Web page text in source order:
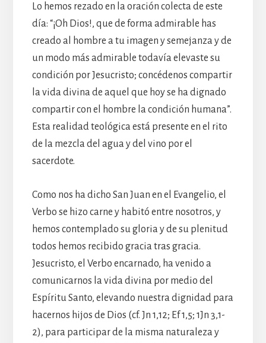
Lo hemos rezado en la oración colecta de este
día: “¡Oh Dios!, que de forma admirable has
creado al hombre a tu imagen y semejanza y de
un modo más admirable todavía elevaste su
condición por Jesucristo; concédenos compartir
la vida divina de aquel que hoy se ha dignado
compartir con el hombre la condición humana”.
Esta realidad teológica está presente en el rito
de la mezcla del agua y del vino por el
sacerdote.
Como nos ha dicho San Juan en el Evangelio, el
Verbo se hizo carne y habitó entre nosotros, y
hemos contemplado su gloria y de su plenitud
todos hemos recibido gracia tras gracia.
Jesucristo, el Verbo encarnado, ha venido a
comunicarnos la vida divina por medio del
Espíritu Santo, elevando nuestra dignidad para
hacernos hijos de Dios (cf. Jn 1,12; Ef 1,5; 1Jn 3,1-
2), para participar de la misma naturaleza y